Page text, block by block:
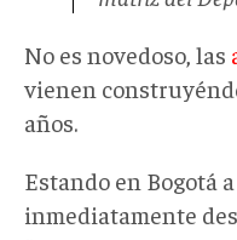
No es novedoso, las
vienen
años.
Estando en Bogotá
inmediatamente